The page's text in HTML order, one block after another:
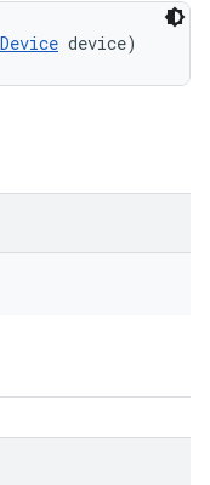
device)